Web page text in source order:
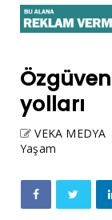
yolları
VEKA MEDYA
Yaşam